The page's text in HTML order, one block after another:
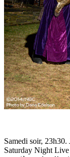
Samedi soir, 23h30.
Saturday Night Live